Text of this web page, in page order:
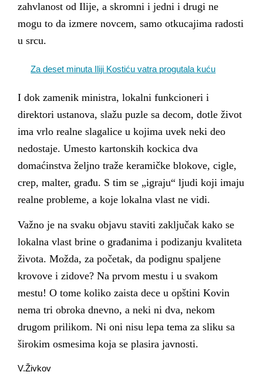
zahvlanost od Ilije, a skromni i jedni i drugi ne
mogu to da izmere novcem, samo otkucajima radosti
u srcu.
Za deset minuta Iliji Kostiću vatra progutala kuću
I dok zamenik ministra, lokalni funkcioneri i
direktori ustanova, slažu puzle sa decom, dotle život
ima vrlo realne slagalice u kojima uvek neki deo
nedostaje. Umesto kartonskih kockica dva
domaćinstva željno traže keramičke blokove, cigle,
crep, malter, građu. S tim se „igraju“ ljudi koji imaju
realne probleme, a koje lokalna vlast ne vidi.
Važno je na svaku objavu staviti zaključak kako se
lokalna vlast brine o građanima i podizanju kvaliteta
života. Možda, za početak, da podignu spaljene
krovove i zidove? Na prvom mestu i u svakom
mestu! O tome koliko zaista dece u opštini Kovin
nema tri obroka dnevno, a neki ni dva, nekom
drugom prilikom. Ni oni nisu lepa tema za sliku sa
širokim osmesima koja se plasira javnosti.
V.Živkov